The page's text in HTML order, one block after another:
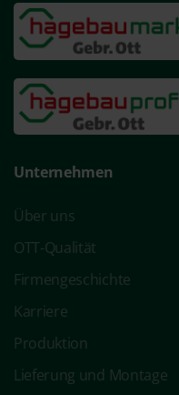
Unternehmen
Über uns
OTT-Qualität
Firmengeschichte
Karriere
Produktion
Lieferung und Montage